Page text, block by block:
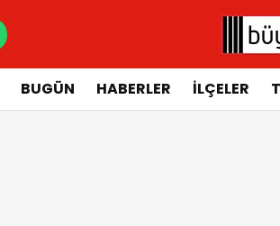
BUGÜN HABERLER İLÇELER